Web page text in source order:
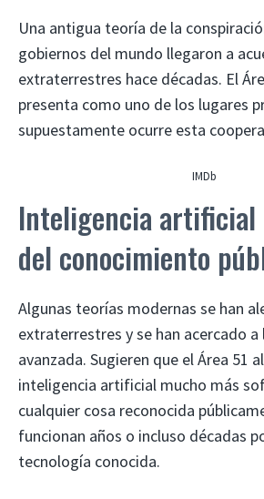
Una antigua teoría de la
gobiernos del mundo llegaron a
extraterrestres hace décadas. El
presenta como uno de los lugares
supuestamente ocurre esta
IMDb
Inteligencia artificial
del conocimiento
Algunas teorías modernas se han
extraterrestres y se han acercado
avanzada. Sugieren que el Área 51
inteligencia artificial mucho más
cualquier cosa reconocida
funcionan años o incluso décadas
tecnología conocida.